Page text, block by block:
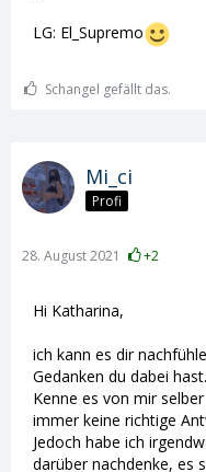
LG: El_Supremo
Schangel gefällt das.
Mi_ci
Profi
28. August 2021 +2
Hi Katharina,
ich kann es dir
Gedanken du dabei
Kenne es von mir
immer keine richtige
Jedoch habe ich
darüber nachdenke, es